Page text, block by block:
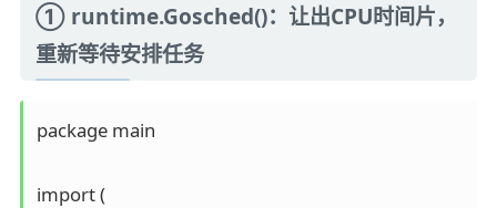
① runtime.Gosched()：让出CPU时间片，
重新等待安排任务
package main
import (